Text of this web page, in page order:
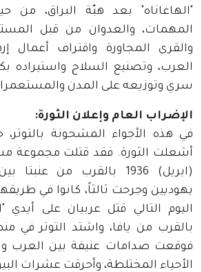
"الهاغاناه" بعد هبّة البراق، من
المهمات، والعدوان من قبل
والقرى المجاورة واقتراف أعمال
العرب، وتصنيع السلاح واستيراده
سري وتوزيعه على المدن
الإضراب العام وإعلان الثورة:
في هذه الأجواء المشحونة بالتوتر،
(ابريل) 1936 بالقرب من
يهوديين وجرحت ثالثاً، كانوا في
اليوم التالي قتل عربيان على أيدي
بالقرب من يافا، واشتد التوتر في
فوقعت صدامات عنيفة بين العرب
الأحياء المختلطة، وأحرقت عشرات